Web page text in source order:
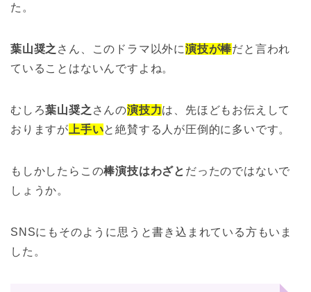
た。
葉山奨之 さん、このドラマ以外に演技が棒だと言われ
ていることはないんですよね。
むしろ葉山奨之 さんの演技力は、先ほどもお伝えして
おりますが 上手いと絶賛する人が圧倒的に多いです。
もしかしたらこの棒演技はわざと だったのではないで
しょうか。
SNSにもそのように思うと書き込まれている方もいま
した。